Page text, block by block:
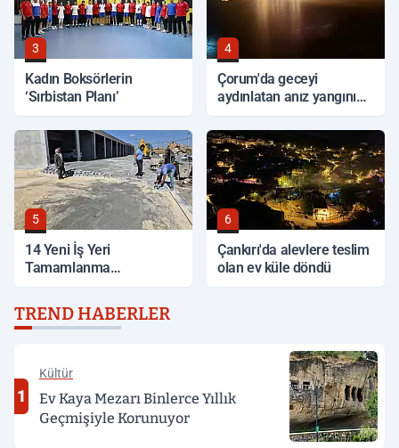
3
Kadın Boksörlerin
‘Sırbistan Planı’
4
Çorum'da geceyi
aydınlatan anız yangını
5
14 Yeni İş Yeri
Tamamlanma
6
Çankırı'da alevlere teslim
olan ev küle döndü
TREND HABERLER
1
Kültür
Ev Kaya Mezarı Binlerce Yıllık
Geçmişiyle Korunuyor